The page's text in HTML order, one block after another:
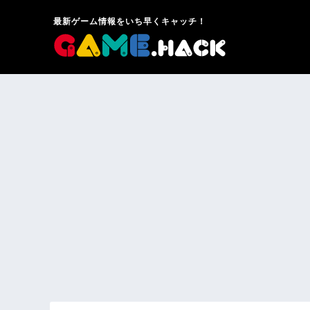
最新ゲーム情報をいち早くキャッチ！